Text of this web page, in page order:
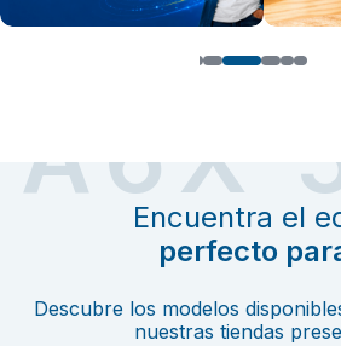
Encuentra el
perfecto
Descubre los modelos
nuestras tiendas